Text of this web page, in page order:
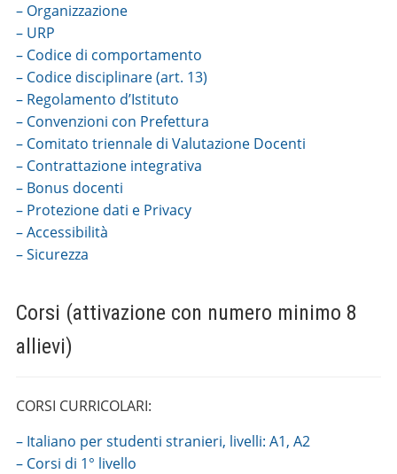
– Organizzazione
– URP
– Codice di comportamento
– Codice disciplinare (art. 13)
– Regolamento d’Istituto
– Convenzioni con Prefettura
– Comitato triennale di Valutazione Docenti
– Contrattazione integrativa
– Bonus docenti
– Protezione dati e Privacy
– Accessibilità
– Sicurezza
Corsi (attivazione con numero minimo 8
allievi)
CORSI CURRICOLARI:
– Italiano per studenti stranieri, livelli: A1, A2
– Corsi di 1° livello